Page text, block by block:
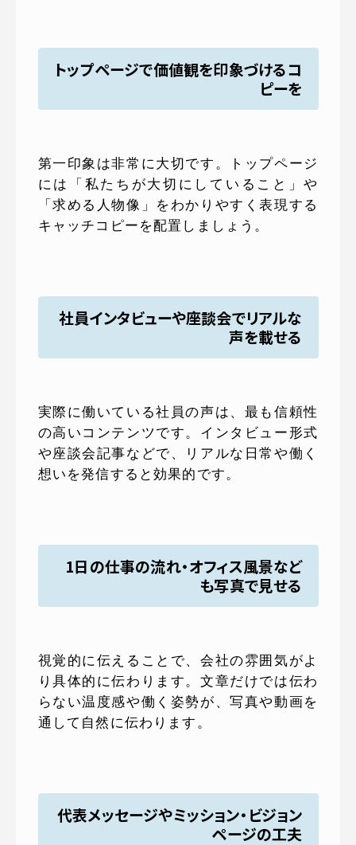
トップページで価値観を印象づけるコ
ピーを
第一印象は非常に大切です。トップページ
には「私たちが大切にしていること」や
「求める人物像」をわかりやすく表現する
キャッチコピーを配置しましょう。
社員インタビューや座談会でリアルな
声を載せる
実際に働いている社員の声は、最も信頼性
の高いコンテンツです。インタビュー形式
や座談会記事などで、リアルな日常や働く
想いを発信すると効果的です。
1日の仕事の流れ・オフィス風景など
も写真で見せる
視覚的に伝えることで、会社の雰囲気がよ
り具体的に伝わります。文章だけでは伝わ
らない温度感や働く姿勢が、写真や動画を
通して自然に伝わります。
代表メッセージやミッション・ビジョン
ページの工夫